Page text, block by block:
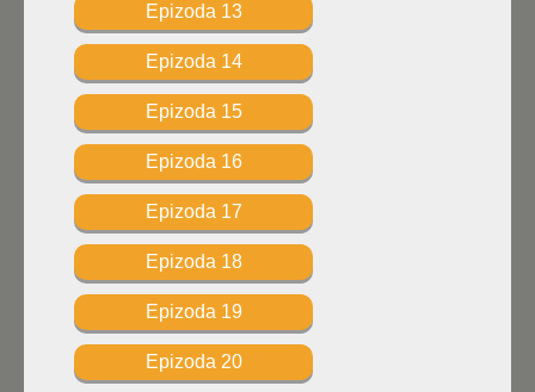
Epizoda 13
Epizoda 14
Epizoda 15
Epizoda 16
Epizoda 17
Epizoda 18
Epizoda 19
Epizoda 20